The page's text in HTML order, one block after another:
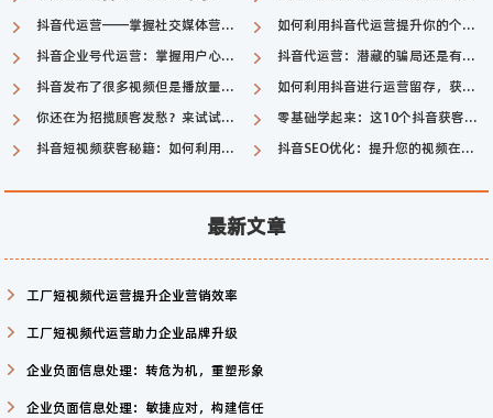
抖音代运营——掌握社交媒体营销新趋势
如何利用抖音代运营提升你的个人或商业品牌？这篇文章告诉你！
抖音企业号代运营：掌握用户心理，开启品牌曝光新篇章
抖音代运营：潜藏的骗局还是有潜力的创业机会？
抖音发布了很多视频但是播放量少怎么办？
如何利用抖音进行运营留存，获得更多的客户？
你还在为招揽顾客发愁？来试试抖音短视频获客吧！
零基础学起来：这10个抖音获客技巧，让你无缝接入抖音引流链路
抖音短视频获客秘籍：如何利用短视频平台吸引潜在客户
抖音SEO优化：提升您的视频在抖音平台的可见性
最新文章
工厂短视频代运营提升企业营销效率
工厂短视频代运营助力企业品牌升级
企业负面信息处理：转危为机，重塑形象
企业负面信息处理：敏捷应对，构建信任